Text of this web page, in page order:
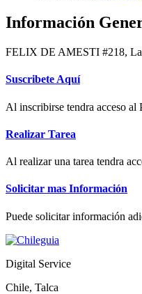
Información
FELIX DE AMESTI #218,
Suscribete Aquí
Al inscribirse tendra acceso al
Realizar Tarea
Al realizar una tarea tendra
Solicitar mas Información
Puede solicitar información
Digital Service
Chile, Talca